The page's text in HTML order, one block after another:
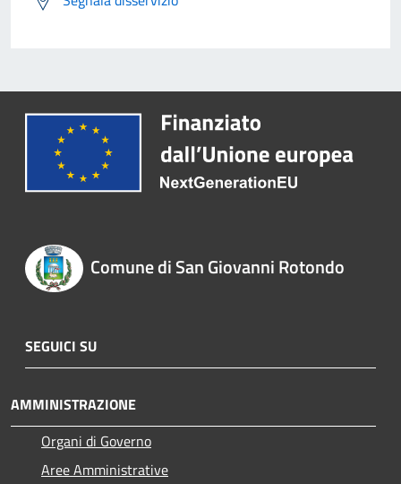
Comune di San Giovanni Rotondo
SEGUICI SU
AMMINISTRAZIONE
Organi di Governo
Aree Amministrative